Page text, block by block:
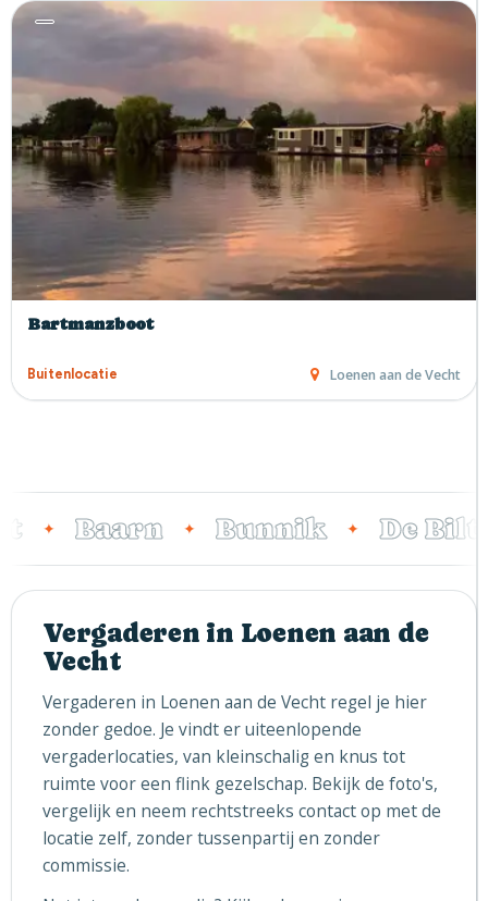
Bartmanzboot
Buitenlocatie Loenen aan de Vecht
✦ Baarn ✦ Bunnik ✦ De Bilt
Vergaderen in Loenen aan de
Vecht
Vergaderen in Loenen aan de Vecht regel je hier
zonder gedoe. Je vindt er uiteenlopende
vergaderlocaties, van kleinschalig en knus tot
ruimte voor een flink gezelschap. Bekijk de foto's,
vergelijk en neem rechtstreeks contact op met de
locatie zelf, zonder tussenpartij en zonder
commissie.